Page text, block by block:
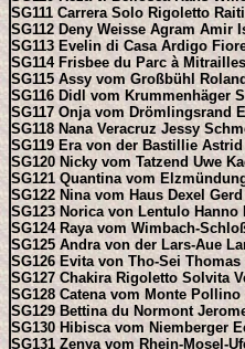
SG111 Carrera Solo Rigoletto
SG112 Deny Weisse Agram Amir
SG113 Evelin di Casa Ardigo
SG114 Frisbee du Parc à
SG115 Assy vom Großbühl
SG116 Didl vom Krummenhäger
SG117 Onja vom Drömlingsrand
SG118 Nana Veracruz Jessy
SG119 Era von der Bastillie
SG120 Nicky vom Tatzend Uwe
SG121 Quantina vom
SG122 Nina vom Haus Dexel
SG123 Norica von Lentulo
SG124 Raya vom Wimbach-
SG125 Andra von der Lars-Aue
SG126 Evita von Tho-Sei
SG127 Chakira Rigoletto Solvita
SG128 Catena vom Monte
SG129 Bettina du Normont
SG130 Hibisca vom Niemberger
SG131 Zenya vom Rhein-Mosel-